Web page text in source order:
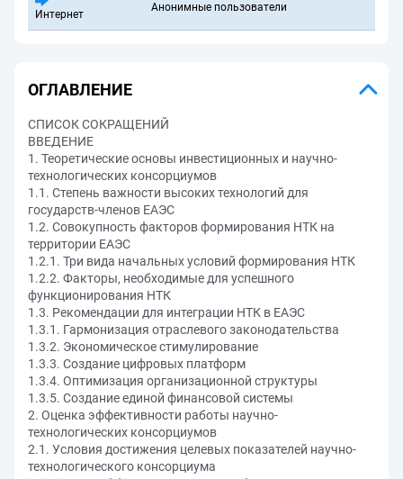
Интернет
Анонимные пользователи
ОГЛАВЛЕНИЕ
СПИСОК СОКРАЩЕНИЙ
ВВЕДЕНИЕ
1. Теоретические основы инвестиционных и научно-
технологических консорциумов
1.1. Степень важности высоких технологий для
государств-членов ЕАЭС
1.2. Совокупность факторов формирования НТК на
территории ЕАЭС
1.2.1. Три вида начальных условий формирования НТК
1.2.2. Факторы, необходимые для успешного
функционирования НТК
1.3. Рекомендации для интеграции НТК в ЕАЭС
1.3.1. Гармонизация отраслевого законодательства
1.3.2. Экономическое стимулирование
1.3.3. Создание цифровых платформ
1.3.4. Оптимизация организационной структуры
1.3.5. Создание единой финансовой системы
2. Оценка эффективности работы научно-
технологических консорциумов
2.1. Условия достижения целевых показателей научно-
технологического консорциума